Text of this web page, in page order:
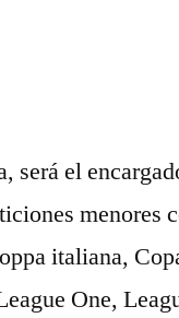
será el
menores
italiana,
One,